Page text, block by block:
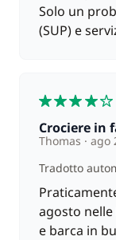
Solo un
(SUP) e
Crociere
Thomas
ago
Tradotto
agosto
e barca in